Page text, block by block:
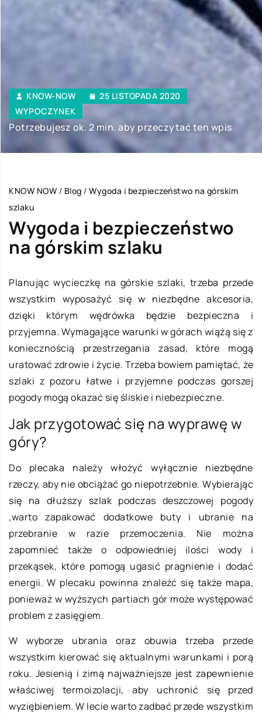
KNOW-NOW
25 LISTOPADA 2020
WYPOCZYNEK
Potrzebujesz ok. 2 min. aby przeczytać ten wpis
KNOW NOW / Blog / Wygoda i bezpieczeństwo na górskim
szlaku
Wygoda i bezpieczeństwo
na górskim szlaku
Planując wycieczkę na górskie szlaki, trzeba przede
wszystkim wyposażyć się w niezbędne akcesoria,
dzięki którym wędrówka będzie bezpieczna i
przyjemna. Wymagające warunki w górach wiążą się z
koniecznością przestrzegania zasad, które mogą
uratować zdrowie i życie. Trzeba bowiem pamiętać, że
szlaki z pozoru łatwe i przyjemne podczas gorszej
pogody mogą okazać się śliskie i niebezpieczne.
Jak przygotować się na wyprawę w
góry?
Do plecaka należy włożyć wyłącznie niezbędne
rzeczy, aby nie obciążać go niepotrzebnie. Wybierając
się na dłuższy szlak podczas deszczowej pogody
,warto zapakować dodatkowe buty i ubranie na
przebranie w razie przemoczenia. Nie można
zapomnieć także o odpowiedniej ilości wody i
przekąsek, które pomogą ugasić pragnienie i dodać
energii. W plecaku powinna znaleźć się także mapa,
ponieważ w wyższych partiach gór może występować
problem z zasięgiem.
W wyborze ubrania oraz obuwia trzeba przede
wszystkim kierować się aktualnymi warunkami i porą
roku. Jesienią i zimą najważniejsze jest zapewnienie
właściwej termoizolacji, aby uchronić się przed
wyziębieniem. W lecie warto zadbać przede wszystkim